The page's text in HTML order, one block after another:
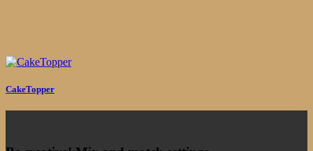
CakeTopper